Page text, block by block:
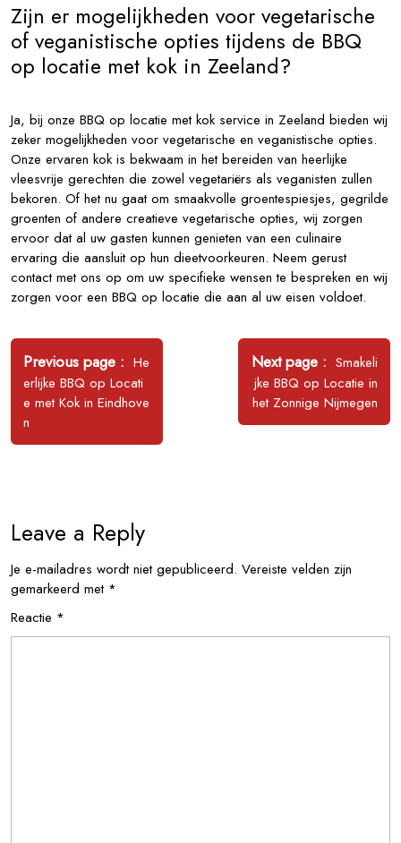
Zijn er mogelijkheden voor vegetarische
of veganistische opties tijdens de BBQ
op locatie met kok in Zeeland?
Ja, bij onze BBQ op locatie met kok service in Zeeland bieden wij
zeker mogelijkheden voor vegetarische en veganistische opties.
Onze ervaren kok is bekwaam in het bereiden van heerlijke
vleesvrije gerechten die zowel vegetariërs als veganisten zullen
bekoren. Of het nu gaat om smaakvolle groentespiesjes, gegrilde
groenten of andere creatieve vegetarische opties, wij zorgen
ervoor dat al uw gasten kunnen genieten van een culinaire
ervaring die aansluit op hun dieetvoorkeuren. Neem gerust
contact met ons op om uw specifieke wensen te bespreken en wij
zorgen voor een BBQ op locatie die aan al uw eisen voldoet.
Bericht
navigatie
Previous page
Older
Posts
He
erlijke BBQ op Locati
e met Kok in Eindhove
n
Next page
Newer
Posts
Smakeli
jke BBQ op Locatie in
het Zonnige Nijmegen
Leave a Reply
Je e-mailadres wordt niet gepubliceerd. Vereiste velden zijn
gemarkeerd met *
Reactie *